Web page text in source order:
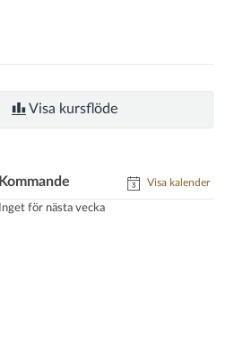
Visa kursflöde
Kommande Visa kalender
Inget för nästa vecka